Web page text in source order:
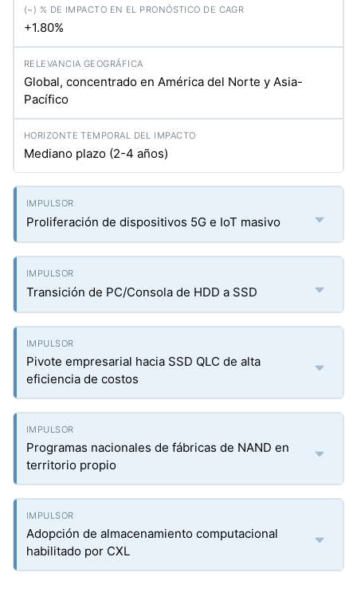
+1.80%
Global, concentrado en América del Norte y Asia-
Pacífico
Mediano plazo (2-4 años)
Proliferación de dispositivos 5G e IoT masivo
Transición de PC/Consola de HDD a SSD
Pivote empresarial hacia SSD QLC de alta
eficiencia de costos
Programas nacionales de fábricas de NAND en
territorio propio
Adopción de almacenamiento computacional
habilitado por CXL